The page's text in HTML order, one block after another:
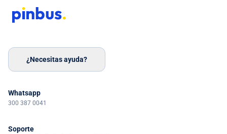
¿Necesitas ayuda?
Whatsapp
300 387 0041
Soporte